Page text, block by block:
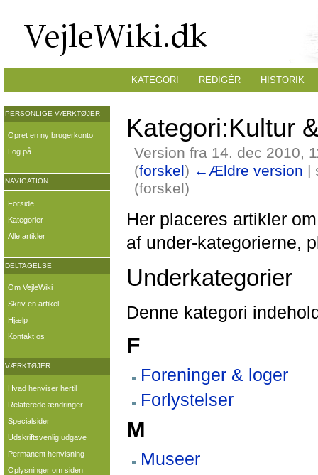
Kategori:Kultur
Version fra 14. dec 2010,
(forskel) ←Ældre version |
(forskel)
Her placeres artikler
af under-kategorierne,
Underkategorier
Denne kategori
F
Foreninger & loger
Forlystelser
M
Museer
KATEGORI REDIGÉR HISTORIK
PERSONLIGE VÆRKTØJER
Opret en ny brugerkonto
Log på
NAVIGATION
Forside
Kategorier
Alle artikler
DELTAGELSE
Om VejleWiki
Skriv en artikel
Hjælp
Kontakt os
VÆRKTØJER
Hvad henviser hertil
Relaterede ændringer
Specialsider
Udskriftsvenlig udgave
Permanent henvisning
Oplysninger om siden